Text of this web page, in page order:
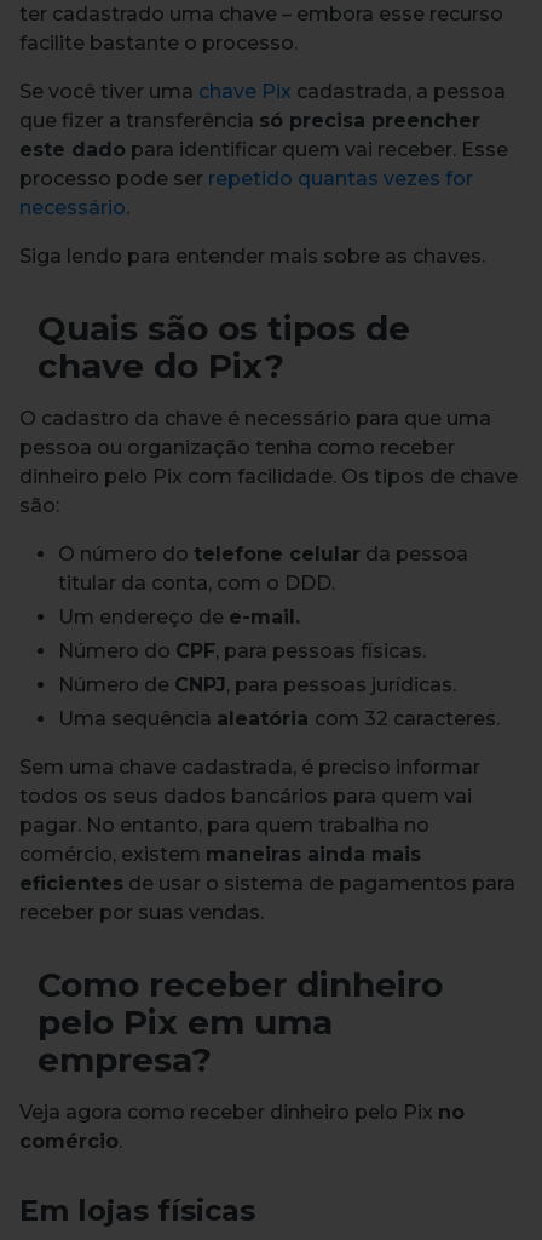
ter cadastrado uma chave – embora esse recurso
facilite bastante o processo.
Se você tiver uma chave Pix cadastrada, a pessoa
que fizer a transferência só precisa preencher
este dado para identificar quem vai receber. Esse
processo pode ser repetido quantas vezes for
necessário.
Siga lendo para entender mais sobre as chaves.
Quais são os tipos de
chave do Pix?
O cadastro da chave é necessário para que uma
pessoa ou organização tenha como receber
dinheiro pelo Pix com facilidade. Os tipos de chave
são:
O número do telefone celular da pessoa
titular da conta, com o DDD.
Um endereço de e-mail.
Número do CPF, para pessoas físicas.
Número de CNPJ, para pessoas jurídicas.
Uma sequência aleatória com 32 caracteres.
Sem uma chave cadastrada, é preciso informar
todos os seus dados bancários para quem vai
pagar. No entanto, para quem trabalha no
comércio, existem maneiras ainda mais
eficientes de usar o sistema de pagamentos para
receber por suas vendas.
Como receber dinheiro
pelo Pix em uma
empresa?
Veja agora como receber dinheiro pelo Pix no
comércio.
Em lojas físicas